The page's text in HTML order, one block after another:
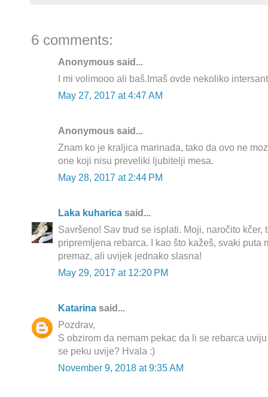
6 comments:
Anonymous said...
I mi volimooo ali baš.Imaš ovde nekoliko
May 27, 2017 at 4:47 AM
Anonymous said...
Znam ko je kraljica marinada, tako da ovo ne
one koji nisu preveliki ljubitelji mesa.
May 28, 2017 at 2:44 PM
Laka kuharica said...
Savršeno! Sav trud se isplati. Moji, naročito kčer,
pripremljena rebarca. I kao što kažeš, svaki puta
premaz, ali uvijek jednako slasna!
May 29, 2017 at 12:20 PM
Katarina said...
Pozdrav,
S obzirom da nemam pekac da li se rebarca
se peku uvije? Hvala :)
November 9, 2018 at 9:35 AM